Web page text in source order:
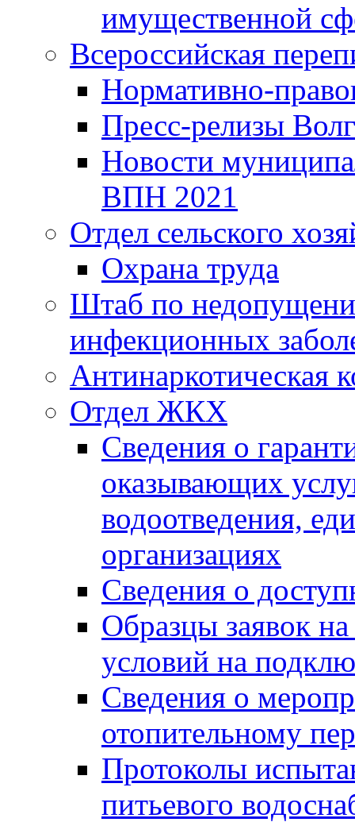
имущественной
Всероссийская
Нормативно-
Пресс-релизы
Новости
ВПН 2021
Отдел сельского
Охрана труда
Штаб по
инфекционных
Антинаркотическая
Отдел ЖКХ
Сведения о
оказывающих
водоотведения,
организациях
Сведения о
Образцы заявок
условий на
Сведения о
отопительному
Протоколы
питьевого